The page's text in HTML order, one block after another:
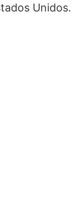
Unidos.